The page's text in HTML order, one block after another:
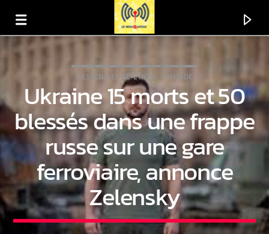
En ce moment
L'ESSENTIEL-DE-L'INFO MONDE
Ukraine 15 morts et 50
blessés dans une frappe
russe sur une gare
ferroviaire, annonce
Zelensky